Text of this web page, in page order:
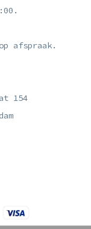
afspraak.
154